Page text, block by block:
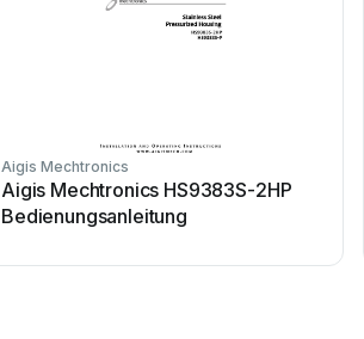
Aigis Mechtronics
Aigis Mechtronics HS9383S-2HP
Bedienungsanleitung